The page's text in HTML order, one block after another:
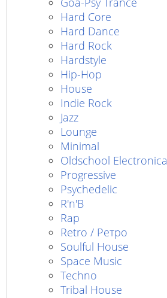
Hard Core
Hard Dance
Hard Rock
Hardstyle
Hip-Hop
House
Indie Rock
Jazz
Lounge
Minimal
Oldschool Electronica
Progressive
Psychedelic
R'n'B
Rap
Retro / Ретро
Soulful House
Space Music
Techno
Tribal House